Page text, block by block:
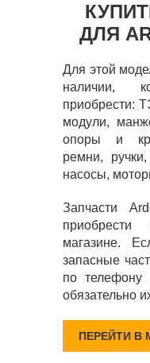
ДЛЯ
Для этой
наличии,
приобрести:
модули,
опоры и
ремни,
насосы,
Запчасти
магазине.
запасные
по телефону
обязательно
ПЕРЕЙТИ В